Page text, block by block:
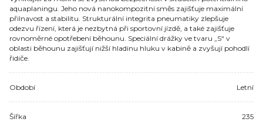
aquaplaningu. Jeho nová nanokompozitní směs zajišťuje maximální
přilnavost a stabilitu. Strukturální integrita pneumatiky zlepšuje
odezvu řízení, která je nezbytná při sportovní jízdě, a také zajišťuje
rovnoměrné opotřebení běhounu. Speciální drážky ve tvaru „S“ v
oblasti běhounu zajišťují nižší hladinu hluku v kabině a zvyšují pohodlí
řidiče.
Období Letní
Šířka 235